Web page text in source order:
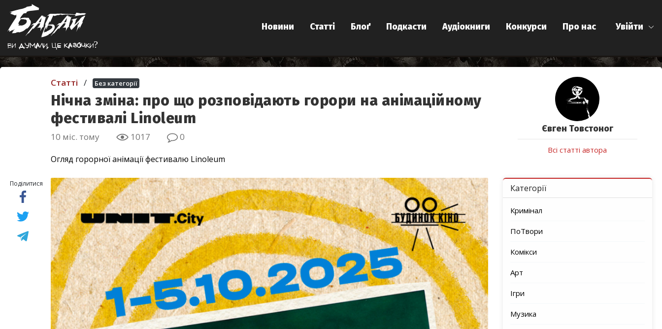
Ви думали, це казочки?
Увійти
Новини Статті Блоґ Подкасти Аудіокниги Конкурси Про нас
Статті / Без категорії
Нічна зміна: про що розповідають горори на анімаційному
фестивалі Linoleum
10 міс. тому 1017 0
Огляд горорної анімації фестивалю Linoleum
Євген Товстоног
Всі статті автора
Поділитися Категорії
Кримінал
ПоТвори
Комікси
Арт
Ігри
Музика